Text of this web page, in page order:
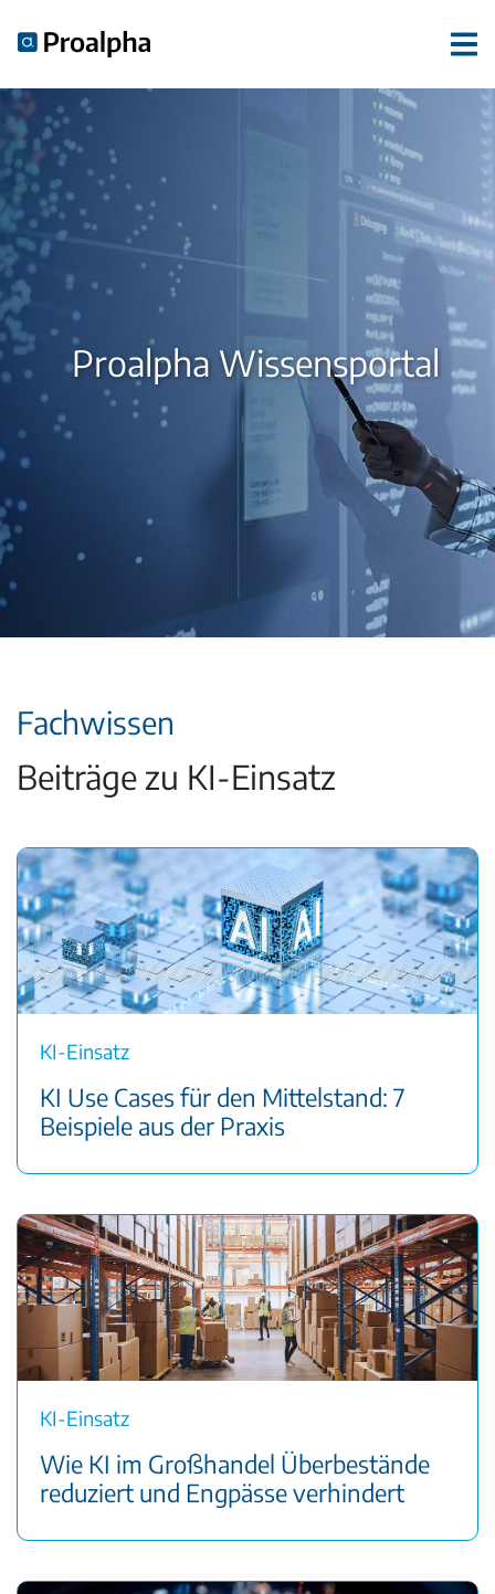
Proalpha Wissensportal
Fachwissen
Beiträge zu KI-Einsatz
KI-Einsatz
KI Use Cases für den Mittelstand: 7
Beispiele aus der Praxis
KI-Einsatz
Wie KI im Großhandel Überbestände
reduziert und Engpässe verhindert